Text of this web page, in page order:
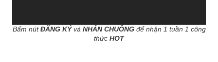
Bấm nútĐĂNG KÝvà NHẤN CHUÔNG để nhận 1 tuần 1 công
thức HOT